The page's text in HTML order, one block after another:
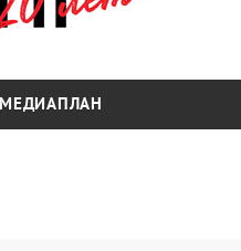
МЕДИАПЛАН